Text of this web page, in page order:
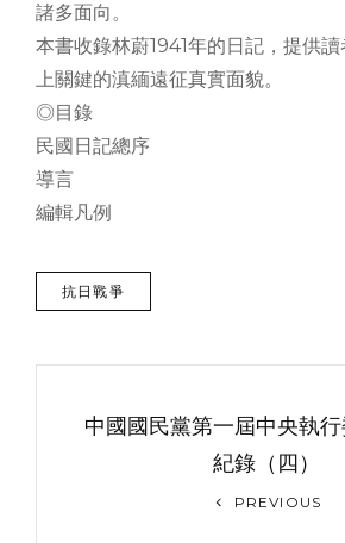
諸多面向。
本書收錄林蔚1941年的日記，提供
上關鍵的滇緬遠征真實面貌。
◎目錄
民國日記總序
導言
編輯凡例
TAGS抗日戰爭
中國國民黨第一屆中央執
紀錄（四）
PREVIOUS